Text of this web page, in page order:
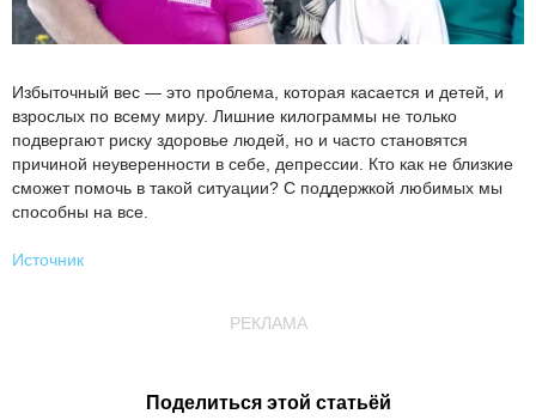
Избыточный вес — это проблема, которая касается и детей, и
взрослых по всему миру. Лишние килограммы не только
подвергают риску здоровье людей, но и часто становятся
причиной неуверенности в себе, депрессии. Кто как не близкие
сможет помочь в такой ситуации? С поддержкой любимых мы
способны на все.
Источник
РЕКЛАМА
Поделиться этой статьёй